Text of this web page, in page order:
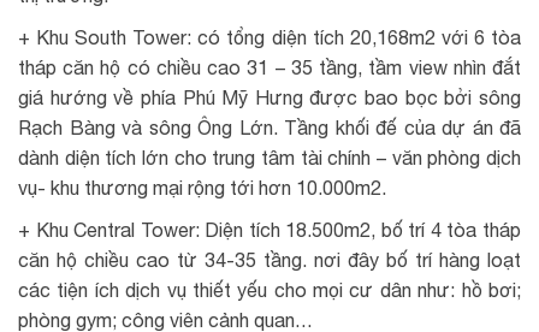
+ Khu South Tower: có tổng diện tích 20,168m2 với 6 tòa
tháp căn hộ có chiều cao 31 – 35 tầng, tầm view nhìn đắt
giá hướng về phía Phú Mỹ Hưng được bao bọc bởi sông
Rạch Bàng và sông Ông Lớn. Tầng khối đế của dự án đã
dành diện tích lớn cho trung tâm tài chính – văn phòng dịch
vụ- khu thương mại rộng tới hơn 10.000m2.
+ Khu Central Tower: Diện tích 18.500m2, bố trí 4 tòa tháp
căn hộ chiều cao từ 34-35 tầng. nơi đây bố trí hàng loạt
các tiện ích dịch vụ thiết yếu cho mọi cư dân như: hồ bơi;
phòng gym; công viên cảnh quan…